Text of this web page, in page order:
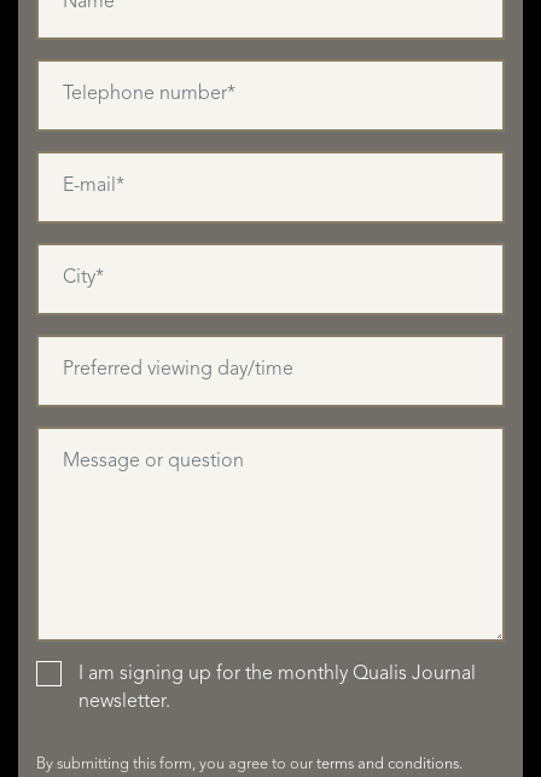
READ MORE
I am signing up for the monthly Qualis Journal
newsletter.
By submitting this form, you agree to our terms and conditions.